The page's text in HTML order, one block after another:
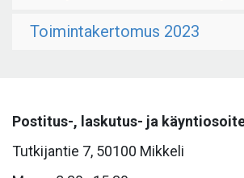
Toimintakertomus 2023
Postitus-, laskutus- ja
Tutkijantie 7, 50100 Mikkeli